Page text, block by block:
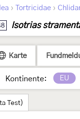
› Tortricidae ›
Isotrias
Karte
Kontinente: EU
Test)